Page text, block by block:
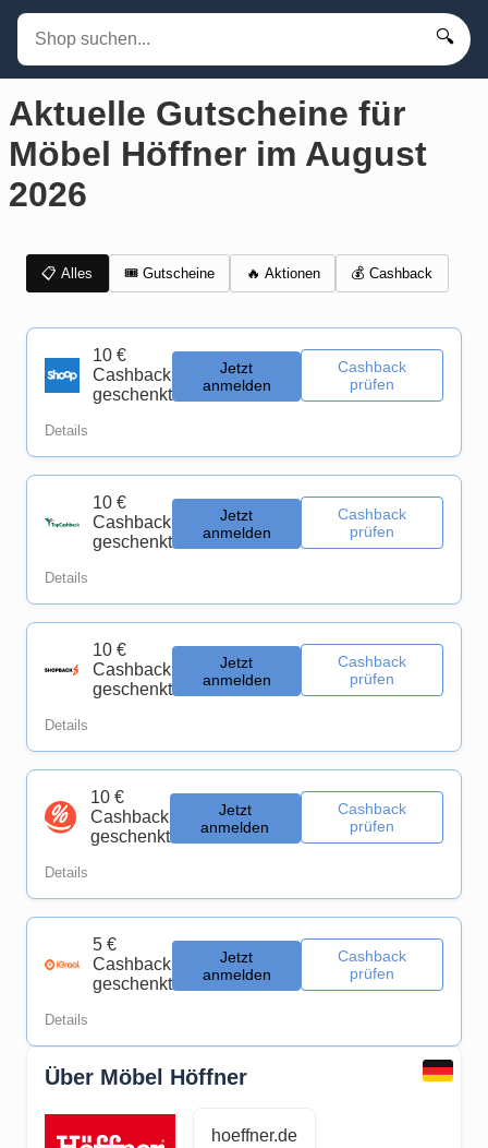
🔍
Aktuelle Gutscheine für
Möbel Höffner im August
2026
📋 Alles 🎟️ Gutscheine 🔥 Aktionen 💰 Cashback
10 €
Cashback
geschenkt
Jetzt
anmelden
Cashback
prüfen
Details
10 €
Cashback
geschenkt
Jetzt
anmelden
Cashback
prüfen
Details
10 €
Cashback
geschenkt
Jetzt
anmelden
Cashback
prüfen
Details
10 €
Cashback
geschenkt
Jetzt
anmelden
Cashback
prüfen
Details
5 €
Cashback
geschenkt
Jetzt
anmelden
Cashback
prüfen
Details
Über Möbel Höffner
hoeffner.de